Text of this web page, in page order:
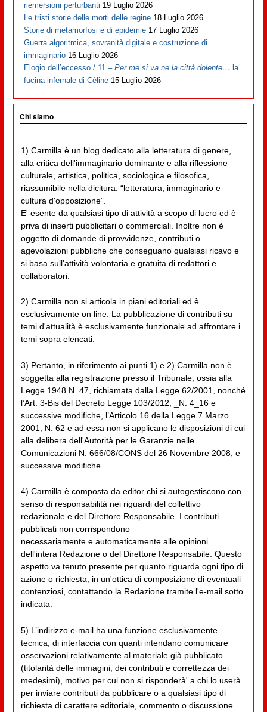
riemersioni perturbanti 19 Luglio 2026
Le tristi storie delle morti delle regine 18 Luglio 2026
Storie di metamorfosi e di epidemie 17 Luglio 2026
Guerra algoritmica, sovranità digitale e costruzione di
immaginario 16 Luglio 2026
Elogio dell’eccesso / 11 –Per me si va ne la città dolente… la
fucina infernale di Cèline 15 Luglio 2026
Chi siamo
1) Carmilla è un blog dedicato alla letteratura di genere,
alla critica dell'immaginario dominante e alla riflessione
culturale, artistica, politica, sociologica e filosofica,
riassumibile nella dicitura: “letteratura, immaginario e
cultura d'opposizione”.
E' esente da qualsiasi tipo di attività a scopo di lucro ed è
priva di inserti pubblicitari o commerciali. Inoltre non è
oggetto di domande di provvidenze, contributi o
agevolazioni pubbliche che conseguano qualsiasi ricavo e
si basa sull'attività volontaria e gratuita di redattori e
collaboratori.
2) Carmilla non si articola in piani editoriali ed è
esclusivamente on line. La pubblicazione di contributi su
temi d'attualità è esclusivamente funzionale ad affrontare i
temi sopra elencati.
3) Pertanto, in riferimento ai punti 1) e 2) Carmilla non è
soggetta alla registrazione presso il Tribunale, ossia alla
Legge 1948 N. 47, richiamata dalla Legge 62/2001, nonché
l’Art. 3-Bis del Decreto Legge 103/2012, _N. 4_16 e
successive modifiche, l’Articolo 16 della Legge 7 Marzo
2001, N. 62 e ad essa non si applicano le disposizioni di cui
alla delibera dell'Autorità per le Garanzie nelle
Comunicazioni N. 666/08/CONS del 26 Novembre 2008, e
successive modifiche.
4) Carmilla è composta da editor chi si autogestiscono con
senso di responsabilità nei riguardi del collettivo
redazionale e del Direttore Responsabile. I contributi
pubblicati non corrispondono
necessariamente e automaticamente alle opinioni
dell'intera Redazione o del Direttore Responsabile. Questo
aspetto va tenuto presente per quanto riguarda ogni tipo di
azione o richiesta, in un'ottica di composizione di eventuali
contenziosi, contattando la Redazione tramite l'e-mail sotto
indicata.
5) L’indirizzo e-mail ha una funzione esclusivamente
tecnica, di interfaccia con quanti intendano comunicare
osservazioni relativamente al materiale già pubblicato
(titolarità delle immagini, dei contributi e correttezza dei
medesimi), motivo per cui non si risponderà' a chi lo userà
per inviare contributi da pubblicare o a qualsiasi tipo di
richiesta di carattere editoriale, commento o discussione.